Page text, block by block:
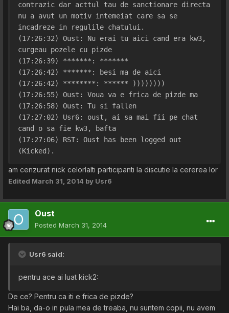
contrazic dar acttul tau de sanctionare directa
nu a avut un motiv intemeiat care sa se
incadreze in regulile chatului.
(17:26:32) Oust: Nu erai tu aici cand era kw3,
curgeau pozele cu pizde
(17:26:39) *******: *******
(17:26:42) *******: besi ma de aici
(17:26:42) ********: ****** ))))))))
(17:26:55) Oust: Voua va e frica de pizde ma
(17:26:58) Oust: Tu si fallen
(17:27:02) Usr6: oust, ai sa mai fii pe chat
cand o sa fie kw3, bafta
(17:27:06) RST: Oust has been logged out
(Kicked).
am cenzurat nick celorlalti participanti la discutie la cererea lor
Edited March 31, 2014 by Usr6
Oust
Posted March 31, 2014
Usr6 said:
pentru ace ai luat kick2:
De ce? Pentru ca iti e frica de pizde?
Hai ba, da-o in pula mea de treaba, nu suntem copii, nu avem